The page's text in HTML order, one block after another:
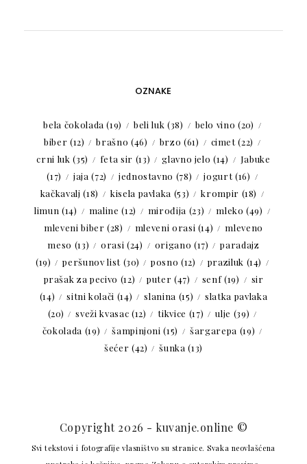
OZNAKE
bela čokolada (19) beli luk (38) belo vino (20)
biber (12) brašno (46) brzo (61) cimet(22)
crni luk (35) feta sir (13) glavno jelo (14)
Jabuke
(17)
jaja (72) jednostavno (78) jogurt(16)
kačkavalj (18) kisela pavlaka (53) krompir (18)
limun (14) maline (12) mirođija (23) mleko (49)
mleveni biber (28) mleveni orasi (14)
mleveno
meso (13) orasi (24) origano (17)
paradajz
(19)
peršunov list(30) posno (12) praziluk (14)
prašak za pecivo (12) puter (47) senf(19)
sir
(14)
sitni kolači (14) slanina (15)
slatka pavlaka
(20)
sveži kvasac (12) tikvice (17) ulje (39)
čokolada (19) šampinjoni (15) šargarepa (19)
šećer (42) šunka (13)
Copyright 2026 - kuvanje.online ©
Svi tekstovi i fotografije vlasništvo su stranice. Svaka neovlašćena